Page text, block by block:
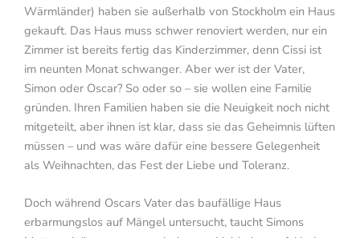
Wärmländer) haben sie außerhalb von Stockholm ein Haus
gekauft. Das Haus muss schwer renoviert werden, nur ein
Zimmer ist bereits fertig das Kinderzimmer, denn Cissi ist
im neunten Monat schwanger. Aber wer ist der Vater,
Simon oder Oscar? So oder so – sie wollen eine Familie
gründen. Ihren Familien haben sie die Neuigkeit noch nicht
mitgeteilt, aber ihnen ist klar, dass sie das Geheimnis lüften
müssen – und was wäre dafür eine bessere Gelegenheit
als Weihnachten, das Fest der Liebe und Toleranz.
Doch während Oscars Vater das baufällige Haus
erbarmungslos auf Mängel untersucht, taucht Simons